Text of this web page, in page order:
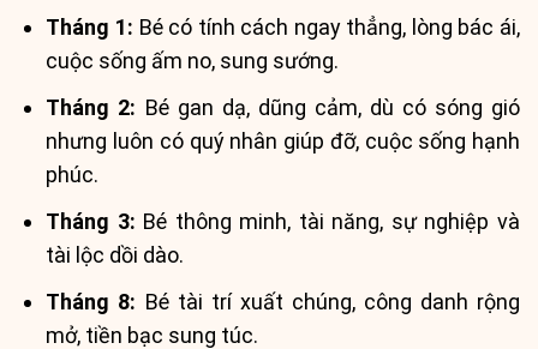
Tháng 1: Bé có tính cách ngay thẳng, lòng bác ái,
cuộc sống ấm no, sung sướng.
Tháng 2: Bé gan dạ, dũng cảm, dù có sóng gió
nhưng luôn có quý nhân giúp đỡ, cuộc sống hạnh
phúc.
Tháng 3: Bé thông minh, tài năng, sự nghiệp và
tài lộc dồi dào.
Tháng 8: Bé tài trí xuất chúng, công danh rộng
mở, tiền bạc sung túc.